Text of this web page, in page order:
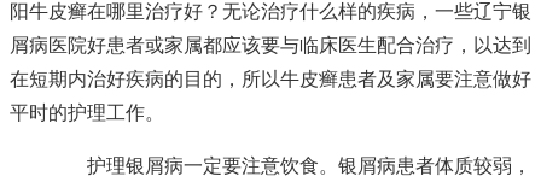
阳牛皮癣在哪里治疗好？无论治疗什么样的疾病，一些辽宁银
屑病医院好患者或家属都应该要与临床医生配合治疗，以达到
在短期内治好疾病的目的，所以牛皮癣患者及家属要注意做好
平时的护理工作。
护理银屑病一定要注意饮食。银屑病患者体质较弱，